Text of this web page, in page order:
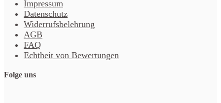
Impressum
Datenschutz
Widerrufsbelehrung
AGB
FAQ
Echtheit von Bewertungen
Folge uns